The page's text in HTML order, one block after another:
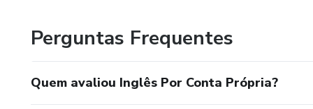
Perguntas Frequentes
Quem avaliou Inglês Por Conta Própria?